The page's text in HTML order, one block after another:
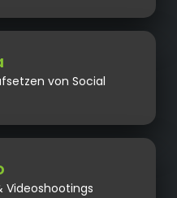
von Social
Videoshootings